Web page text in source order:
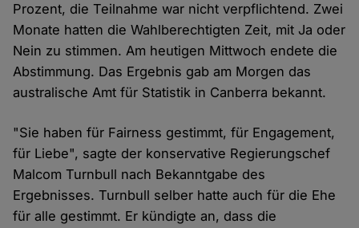
Prozent, die Teilnahme war nicht verpflichtend. Zwei
Monate hatten die Wahlberechtigten Zeit, mit Ja oder
Nein zu stimmen. Am heutigen Mittwoch endete die
Abstimmung. Das Ergebnis gab am Morgen das
australische Amt für Statistik in Canberra bekannt.
"Sie haben für Fairness gestimmt, für Engagement,
für Liebe", sagte der konservative Regierungschef
Malcom Turnbull nach Bekanntgabe des
Ergebnisses. Turnbull selber hatte auch für die Ehe
für alle gestimmt. Er kündigte an, dass die